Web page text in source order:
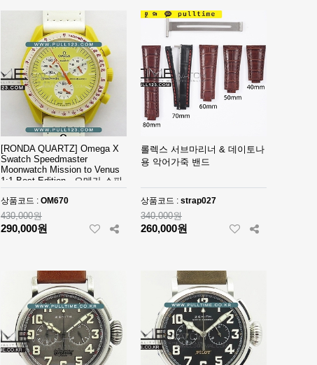
[RONDA QUARTZ] Omega X
Swatch Speedmaster
Moonwatch Mission to Venus
1:1 Best Edition - 오메가 스피
너스 베스트 에디션
상품코드 : OM670
430,000원
290,000원
롤렉스 서브마리너 & 데이토나
용 악어가죽 밴드
상품코드 : strap027
340,000원
260,000원